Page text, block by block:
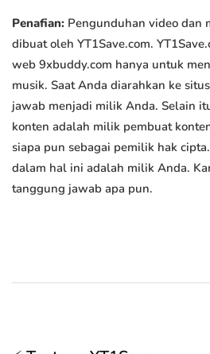
Penafian: Pengunduhan video dan
dibuat oleh YT1Save.com.
web 9xbuddy.com hanya untuk
musik. Saat Anda diarahkan ke
jawab menjadi milik Anda. Selain
konten adalah milik pembuat
siapa pun sebagai pemilik hak
dalam hal ini adalah milik Anda.
tanggung jawab apa pun.